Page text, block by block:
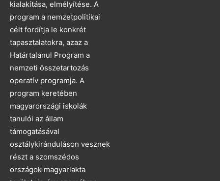
kialakítása, elmélyítése. A
program a nemzetpolitikai
célt fordítja le konkrét
tapasztalatokra, azaz a
Határtalanul Program a
nemzeti összetartozás
operatív programja. A
program keretében
magyarországi iskolák
tanulói az állam
támogatásával
osztálykiránduláson vesznek
részt a szomszédos
országok magyarlakta